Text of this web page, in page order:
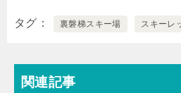
タグ 裏磐梯スキー場 スキーレ
関連記事